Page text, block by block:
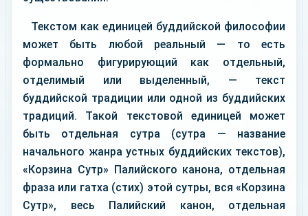
Текстом как единицей буддийской философии
может быть любой реальный — то есть
формально фигурирующий как отдельный,
отделимый или выделенный, — текст
буддийской традиции или одной из буддийских
традиций. Такой текстовой единицей может
быть отдельная сутра (сyтpa — название
начального жанра устных буддийских текстов),
«Корзина Сутр» Палийского канона, отдельная
фраза или гатха (стих) этой сутры, вся «Корзина
Сутр», весь Палийский канон, отдельная